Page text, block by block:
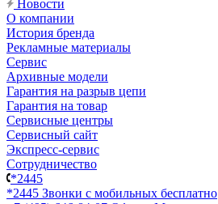
Новости
О компании
История бренда
Рекламные материалы
Сервис
Архивные модели
Гарантия на разрыв цепи
Гарантия на товар
Сервисные центры
Сервисный сайт
Экспресс-сервис
Сотрудничество
*2445
*2445 Звонки с мобильных бесплатно